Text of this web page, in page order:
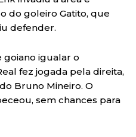
do goleiro Gatito, que
defender.
goiano igualar o
fez jogada pela direita,
Bruno Mineiro. O
sem chances para